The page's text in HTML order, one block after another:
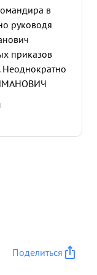
в
руководя
приказов
Неоднократно
на
войсками в
Поделиться